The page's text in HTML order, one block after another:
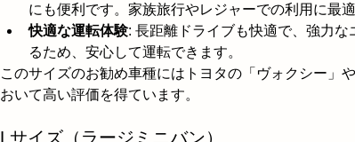
にも便利です。家族旅行やレジャーでの利用に最適
快適な運転体験: 長距離ドライブも快適で、強力
るため、安心して運転できます。
このサイズのお勧め車種にはトヨタの「ヴォクシー」
おいて高い評価を得ています。
Lサイズ（ラージミニバン）